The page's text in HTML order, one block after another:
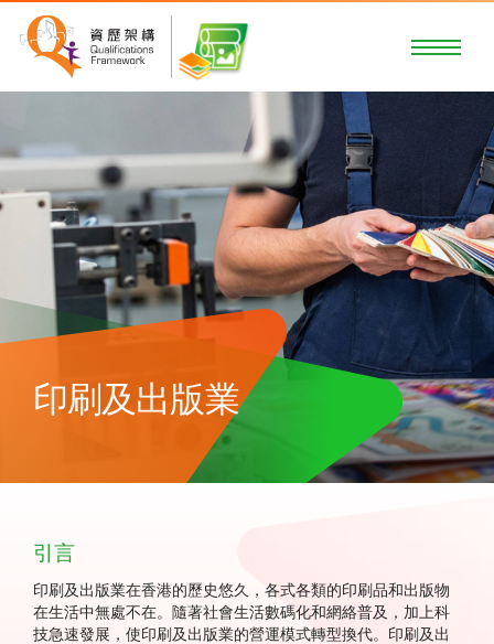
印刷及出版業
引言
印刷及出版業在香港的歷史悠久，各式各類的印刷品和出版物
在生活中無處不在。隨著社會生活數碼化和網絡普及，加上科
技急速發展，使印刷及出版業的營運模式轉型換代。印刷及出